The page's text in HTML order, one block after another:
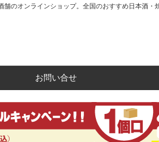
のオンラインショップ。全国のおすすめ日本酒・
お問い合せ